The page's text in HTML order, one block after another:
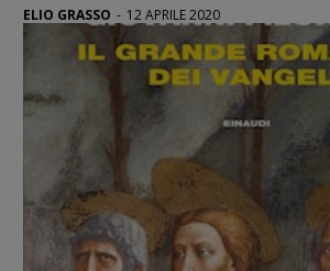
Blade Runner 40
Editoria
Intelligenza Artificiale
Maestri sommersi
Pasolini 1922-2022
Psichedelia
Scienza
Stranimondi
ELIO GRASSO - 12 APRILE 2020